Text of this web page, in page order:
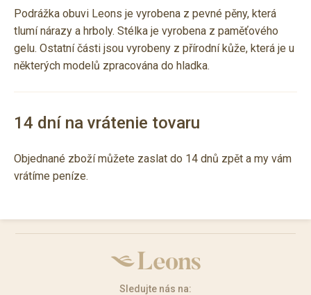
Podrážka obuvi Leons je vyrobena z pevné pěny, která
tlumí nárazy a hrboly. Stélka je vyrobena z paměťového
gelu. Ostatní části jsou vyrobeny z přírodní kůže, která je u
některých modelů zpracována do hladka.
14 dní na vrátenie tovaru
Objednané zboží můžete zaslat do 14 dnů zpět a my vám
vrátíme peníze.
Sledujte nás na: